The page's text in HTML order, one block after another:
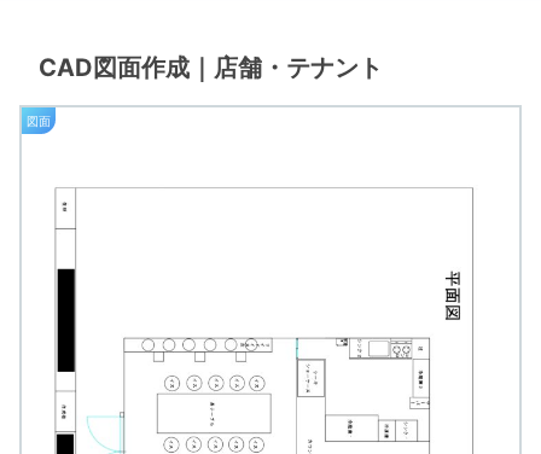
CAD図面作成｜店舗・テナント
図面